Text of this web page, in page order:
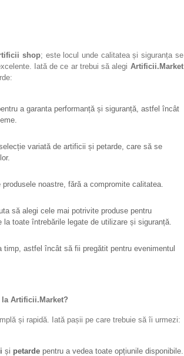
shop; este locul unde calitatea și siguranța se
Iată de ce ar trebui să alegi Artificii.Market
a garanta performanță și siguranță, astfel încât
variată de artificii și petarde, care să se
noastre, fără a compromite calitatea.
să alegi cele mai potrivite produse pentru
toate întrebările legate de utilizare și siguranță.
timp, astfel încât să fii pregătit pentru evenimentul
Artificii.Market?
și rapidă. Iată pașii pe care trebuie să îi urmezi:
și petardepentru a vedea toate opțiunile disponibile.